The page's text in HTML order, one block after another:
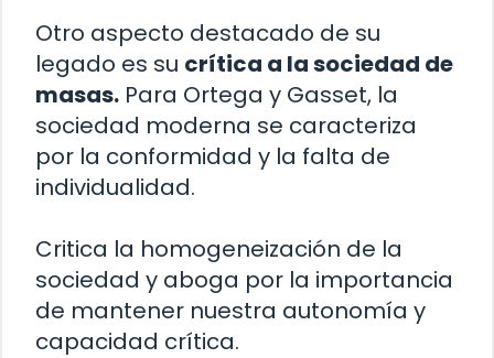
Otro aspecto destacado de su
legado es su crítica a la sociedad de
masas. Para Ortega y Gasset, la
sociedad moderna se caracteriza
por la conformidad y la falta de
individualidad.
Critica la homogeneización de la
sociedad y aboga por la importancia
de mantener nuestra autonomía y
capacidad crítica.